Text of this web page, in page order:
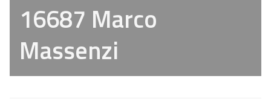
16687 Marco
Massenzi